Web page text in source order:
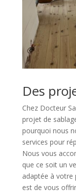
Des
Chez Docteur
projet de
pourquoi nous
services pour
Nous vous
que ce soit un
adaptée à votre
est de vous